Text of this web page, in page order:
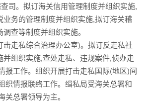
司。拟订海关信用管理制度并组织实施,
业务的管理制度并组织实施,拟订海关稽
查等制度并组织实施。
击走私综合治理办公室)。拟订反走私社
并组织实施,查处走私、违规案件,侦办走
报工作。组织开展打击走私国际(地区)间
织情报联络工作。缉私局受海关总署和
关总署领导为主。